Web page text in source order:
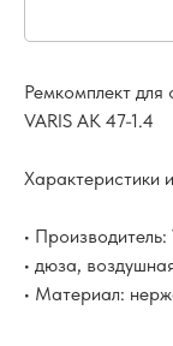
Ремкомплект для
VARIS AK 47-1.4
Характеристики
• Производитель:
• дюза,
• Материал: